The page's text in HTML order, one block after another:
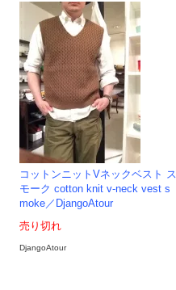
コットンニットVネックベスト ス
モーク cotton knit v-neck vest s
moke／DjangoAtour
売り切れ
DjangoAtour